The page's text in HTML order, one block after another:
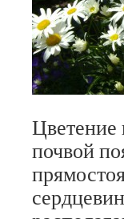
Цветение
почвой